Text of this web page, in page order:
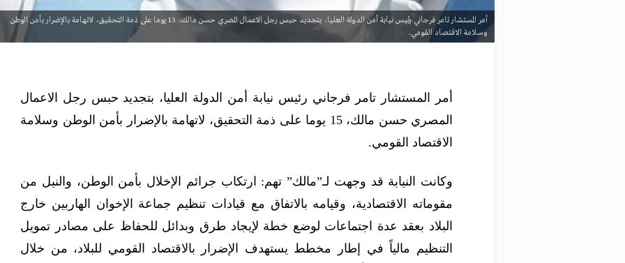
أمر المستشار تامر فرجاني رئيس نيابة أمن الدولة العليا، بتجديد حبس رجل الاعمال المصري حسن مالك، 15 يوما على ذمة التحقيق، لاتهامة بالإضرار بأمن الوطن
وسلامة الاقتصاد القومي.
أمر المستشار تامر فرجاني رئيس نيابة أمن الدولة العليا، بتجديد حبس رجل الاعمال
المصري حسن مالك، 15 يوما على ذمة التحقيق، لاتهامة بالإضرار بأمن الوطن وسلامة
الاقتصاد القومي.
وكانت النيابة قد وجهت لـ”مالك” تهم: ارتكاب جرائم الإخلال بأمن الوطن، والنيل من
مقوماته الاقتصادية، وقيامه بالاتفاق مع قيادات تنظيم جماعة الإخوان الهاربين خارج
البلاد بعقد عدة اجتماعات لوضع خطة لإيجاد طرق وبدائل للحفاظ على مصادر تمويل
التنظيم مالياً في إطار مخطط يستهدف الإضرار بالاقتصاد القومي للبلاد، من خلال